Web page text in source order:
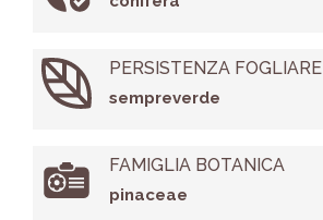
PERSISTENZA FOGLIARE
sempreverde
FAMIGLIA BOTANICA
pinaceae